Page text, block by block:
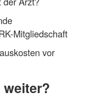
Mitgliedschaft
vor
weiter?